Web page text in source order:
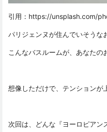
引用： https://unsplash.com/
パリジェンヌが住んでいそうな
こんなバスルームが、あなた
想像しただけで、テンションが
次回は、どんな『ヨーロピアン